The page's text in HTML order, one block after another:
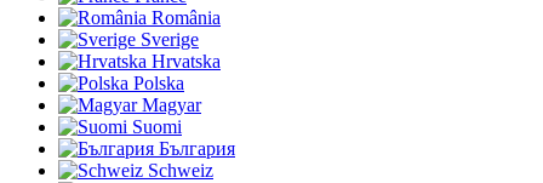
România
Sverige
Hrvatska
Polska
Magyar
Suomi
България
Schweiz